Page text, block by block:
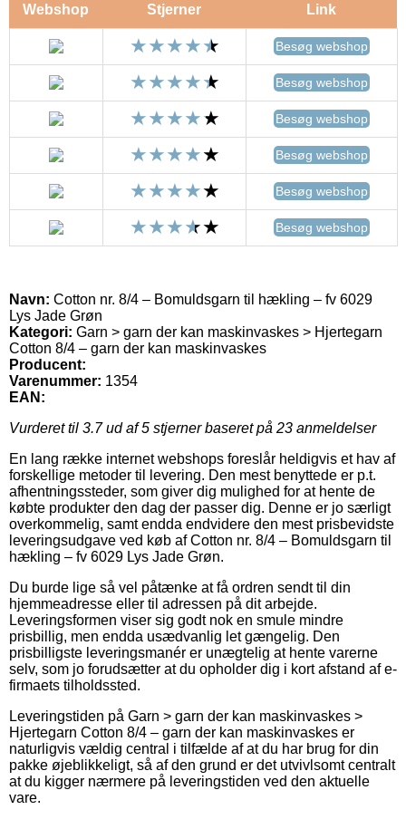
Webshop Stjerner Link
Besøg webshop
Besøg webshop
Besøg webshop
Besøg webshop
Besøg webshop
Besøg webshop
Navn: Cotton nr. 8/4 – Bomuldsgarn til hækling – fv 6029
Lys Jade Grøn
Kategori: Garn > garn der kan maskinvaskes > Hjertegarn
Cotton 8/4 – garn der kan maskinvaskes
Producent:
Varenummer: 1354
EAN:
Vurderet til 3.7ud af 5 stjerner baseret på 23 anmeldelser
En lang række internet webshops foreslår heldigvis et hav af
forskellige metoder til levering. Den mest benyttede er p.t.
afhentningssteder, som giver dig mulighed for at hente de
købte produkter den dag der passer dig. Denne er jo særligt
overkommelig, samt endda endvidere den mest prisbevidste
leveringsudgave ved køb af Cotton nr. 8/4 – Bomuldsgarn til
hækling – fv 6029 Lys Jade Grøn.
Du burde lige så vel påtænke at få ordren sendt til din
hjemmeadresse eller til adressen på dit arbejde.
Leveringsformen viser sig godt nok en smule mindre
prisbillig, men endda usædvanlig let gængelig. Den
prisbilligste leveringsmanér er unægtelig at hente varerne
selv, som jo forudsætter at du opholder dig i kort afstand af e-
firmaets tilholdssted.
Leveringstiden på Garn > garn der kan maskinvaskes >
Hjertegarn Cotton 8/4 – garn der kan maskinvaskes er
naturligvis vældig central i tilfælde af at du har brug for din
pakke øjeblikkeligt, så af den grund er det utvivlsomt centralt
at du kigger nærmere på leveringstiden ved den aktuelle
vare.